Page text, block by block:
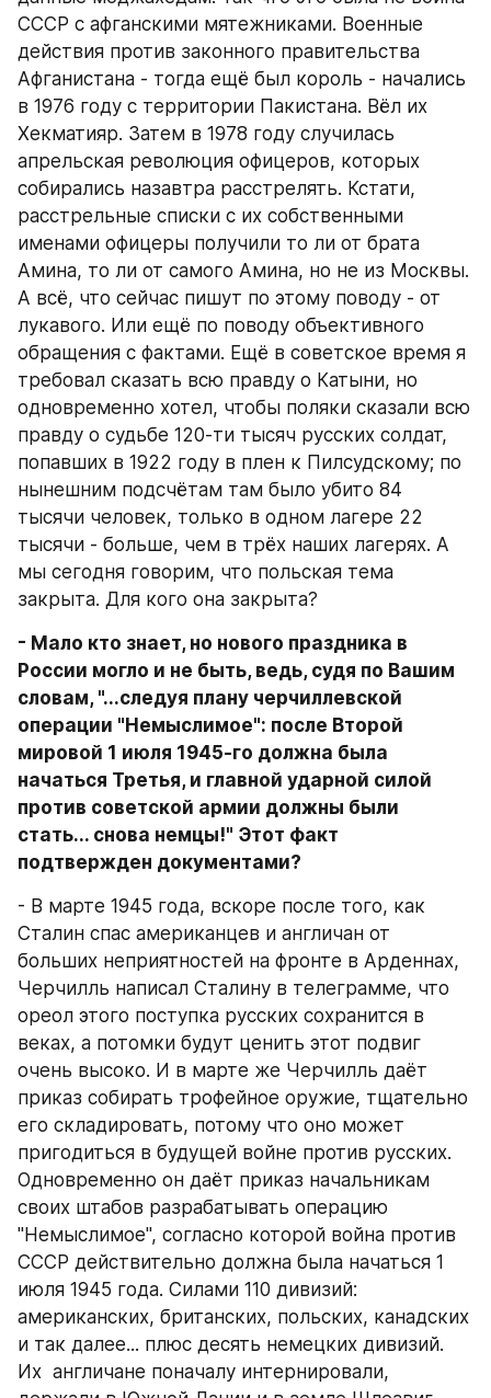
СССР с афганскими мятежниками. Военные
действия против законного правительства
Афганистана - тогда ещё был король - начались
в 1976 году с территории Пакистана. Вёл их
Хекматияр. Затем в 1978 году случилась
апрельская революция офицеров, которых
собирались назавтра расстрелять. Кстати,
расстрельные списки с их собственными
именами офицеры получили то ли от брата
Амина, то ли от самого Амина, но не из Москвы.
А всё, что сейчас пишут по этому поводу - от
лукавого. Или ещё по поводу объективного
обращения с фактами. Ещё в советское время я
требовал сказать всю правду о Катыни, но
одновременно хотел, чтобы поляки сказали всю
правду о судьбе 120-ти тысяч русских солдат,
попавших в 1922 году в плен к Пилсудскому; по
нынешним подсчётам там было убито 84
тысячи человек, только в одном лагере 22
тысячи - больше, чем в трёх наших лагерях. А
мы сегодня говорим, что польская тема
закрыта. Для кого она закрыта?
- Мало кто знает, но нового праздника в
России могло и не быть, ведь, судя по Вашим
словам, "...следуя плану черчиллевской
операции "Немыслимое": после Второй
мировой 1 июля 1945-го должна была
начаться Третья, и главной ударной силой
против советской армии должны были
стать... снова немцы!" Этот факт
подтвержден документами?
- В марте 1945 года, вскоре после того, как
Сталин спас американцев и англичан от
больших неприятностей на фронте в Арденнах,
Черчилль написал Сталину в телеграмме, что
ореол этого поступка русских сохранится в
веках, а потомки будут ценить этот подвиг
очень высоко. И в марте же Черчилль даёт
приказ собирать трофейное оружие, тщательно
его складировать, потому что оно может
пригодиться в будущей войне против русских.
Одновременно он даёт приказ начальникам
своих штабов разрабатывать операцию
"Немыслимое", согласно которой война против
СССР действительно должна была начаться 1
июля 1945 года. Силами 110 дивизий:
американских, британских, польских, канадских
и так далее... плюс десять немецких дивизий.
Их  англичане поначалу интернировали,